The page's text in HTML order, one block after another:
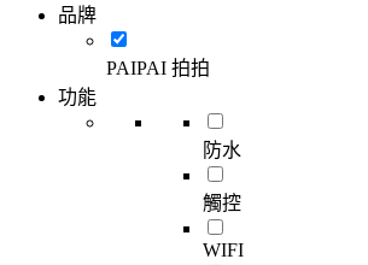
品牌
PAIPAI 拍拍
功能
防水
觸控
WIFI